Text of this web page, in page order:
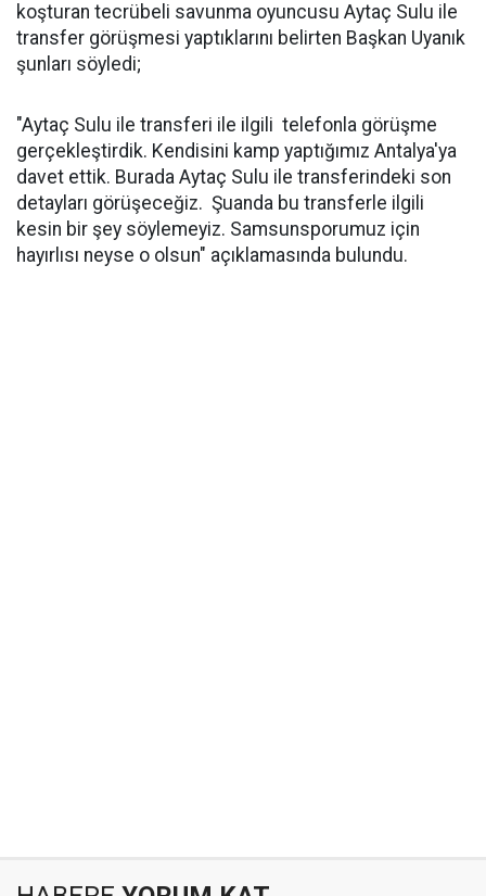
koşturan tecrübeli savunma oyuncusu Aytaç Sulu ile
transfer görüşmesi yaptıklarını belirten Başkan Uyanık
şunları söyledi;
"Aytaç Sulu ile transferi ile ilgili telefonla görüşme
gerçekleştirdik. Kendisini kamp yaptığımız Antalya'ya
davet ettik. Burada Aytaç Sulu ile transferindeki son
detayları görüşeceğiz. Şuanda bu transferle ilgili
kesin bir şey söylemeyiz. Samsunsporumuz için
hayırlısı neyse o olsun" açıklamasında bulundu.